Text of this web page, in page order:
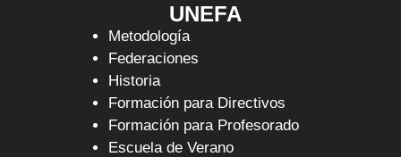
UNEFA
Metodología
Federaciones
Historia
Formación para Directivos
Formación para Profesorado
Escuela de Verano